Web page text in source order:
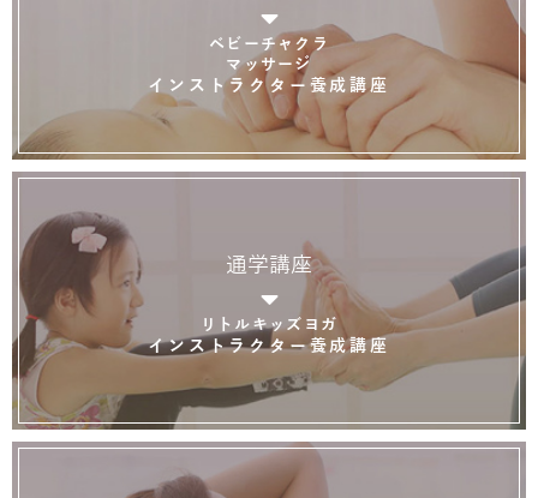
ベビーチャクラ
マッサージ
インストラクター養成講座
通学講座
リトルキッズヨガ
インストラクター養成講座